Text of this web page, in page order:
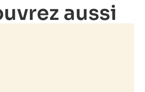
aussi